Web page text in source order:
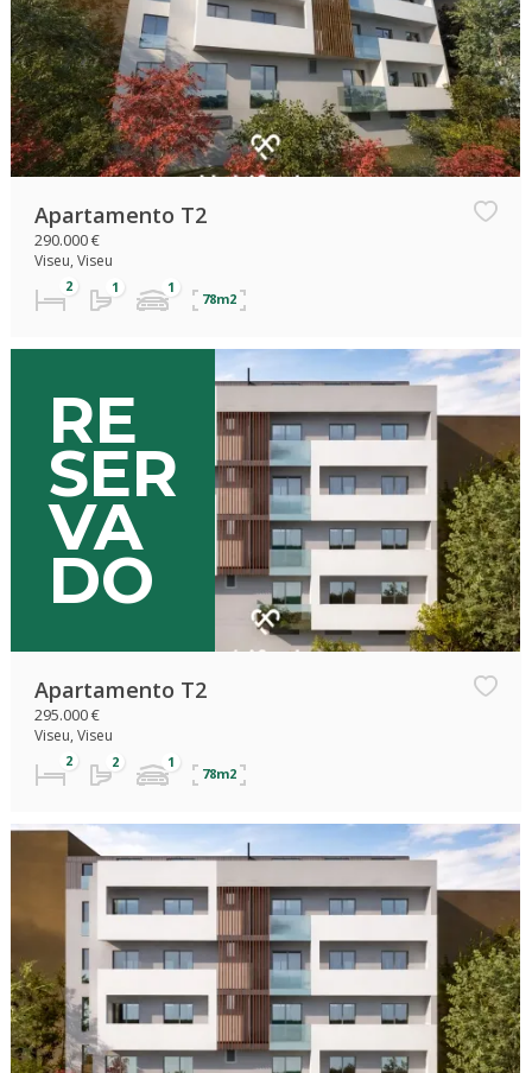
Apartamento T2
290.000 €
Viseu, Viseu
78m2
RE
SER
VA
DO
Apartamento T2
295.000 €
Viseu, Viseu
78m2